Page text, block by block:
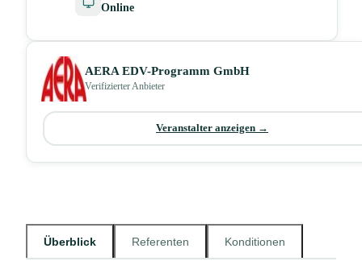
Überblick Referenten Konditionen
Online
AERA EDV-Programm GmbH
Verifizierter Anbieter
Veranstalter anzeigen →